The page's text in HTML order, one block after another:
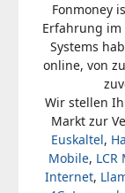
Fonmoney
Erfahrung im
Systems
online, von
Wir stellen
Markt zur
Euskaltel,
Mobile, LCR
Internet,